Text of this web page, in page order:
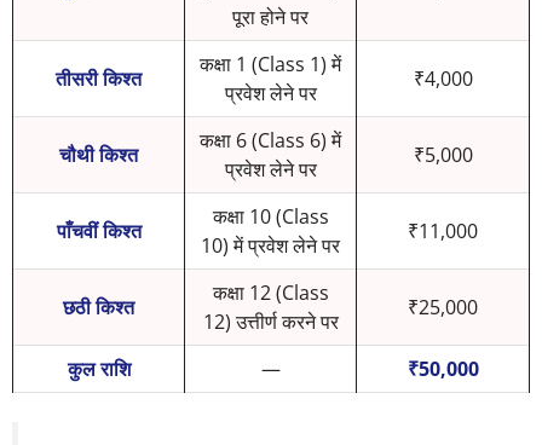
पूरा होने पर
तीसरी किश्त
कक्षा 1 (Class 1) में
प्रवेश लेने पर
₹4,000
चौथी किश्त
कक्षा 6 (Class 6) में
प्रवेश लेने पर
₹5,000
पाँचवीं किश्त
कक्षा 10 (Class
10) में प्रवेश लेने पर
₹11,000
छठी किश्त
कक्षा 12 (Class
12) उत्तीर्ण करने पर
₹25,000
कुल राशि — ₹50,000